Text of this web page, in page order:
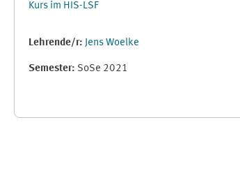
Kurs im HIS-LSF
Lehrende/r: Jens Woelke
Semester: SoSe 2021